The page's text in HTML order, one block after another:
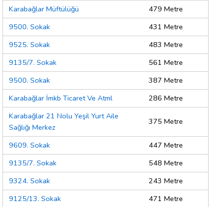
Karabağlar Müftülüğü
479 Metre
9500. Sokak
431 Metre
9525. Sokak
483 Metre
9135/7. Sokak
561 Metre
9500. Sokak
387 Metre
Karabağlar İmkb Ticaret Ve Atml
286 Metre
Karabağlar 21 Nolu Yeşil Yurt Aile
Sağlığı Merkez
375 Metre
9609. Sokak
447 Metre
9135/7. Sokak
548 Metre
9324. Sokak
243 Metre
9125/13. Sokak
471 Metre